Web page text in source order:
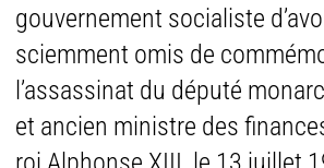
gouvernement socialiste
sciemment omis de
l’assassinat du député
et ancien ministre des